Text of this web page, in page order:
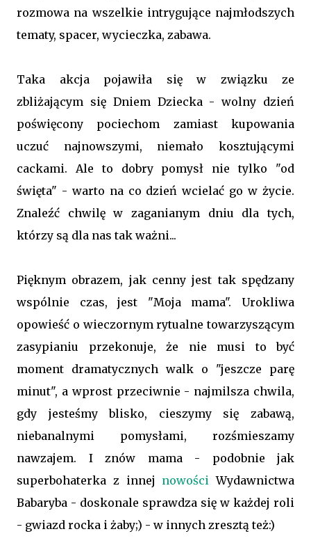
rozmowa na wszelkie intrygujące najmłodszych
tematy, spacer, wycieczka, zabawa.
Taka akcja pojawiła się w związku ze
zbliżającym się Dniem Dziecka - wolny dzień
poświęcony pociechom zamiast kupowania
uczuć najnowszymi, niemało kosztującymi
cackami. Ale to dobry pomysł nie tylko "od
święta" - warto na co dzień wcielać go w życie.
Znaleźć chwilę w zaganianym dniu dla tych,
którzy są dla nas tak ważni...
Pięknym obrazem, jak cenny jest tak spędzany
wspólnie czas, jest "Moja mama". Urokliwa
opowieść o wieczornym rytualne towarzyszącym
zasypianiu przekonuje, że nie musi to być
moment dramatycznych walk o "jeszcze parę
minut", a wprost przeciwnie - najmilsza chwila,
gdy jesteśmy blisko, cieszymy się zabawą,
niebanalnymi pomysłami, rozśmieszamy
nawzajem. I znów mama - podobnie jak
superbohaterka z innej nowości Wydawnictwa
Babaryba - doskonale sprawdza się w każdej roli
- gwiazd rocka i żaby;) - w innych zresztą też:)